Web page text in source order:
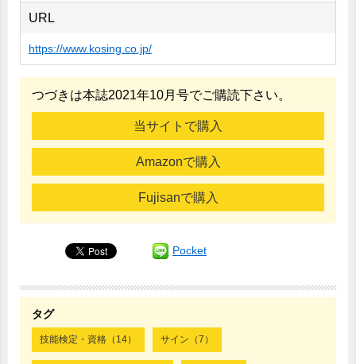
URL
https://www.kosing.co.jp/
つづきは本誌2021年10月号でご購読下さい。
当サイトで購入
Amazonで購入
Fujisanで購入
Pocket
タグ
技能検定・資格（14） サイン（7）